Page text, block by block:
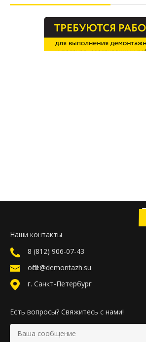
Наши контакты
8 (812) 906-07-43
office@demontazh.su
г. Санкт-Петербург
Есть вопросы? Свяжитесь с нами!